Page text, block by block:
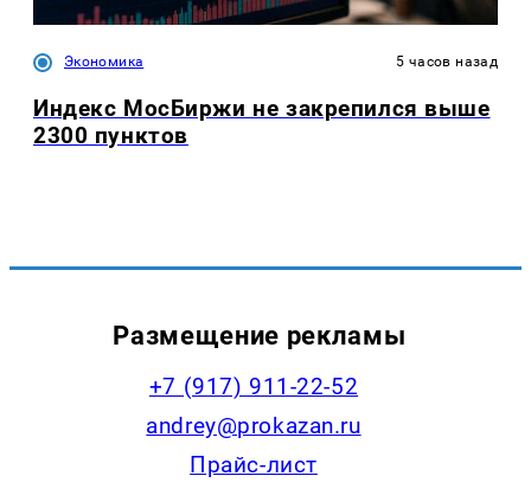
Экономика 5 часов назад
Индекс МосБиржи не закрепился выше
2300 пунктов
Размещение рекламы
+7 (917) 911-22-52
andrey@prokazan.ru
Прайс-лист